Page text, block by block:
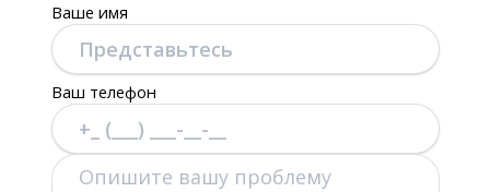
Ваше имя
Ваш телефон